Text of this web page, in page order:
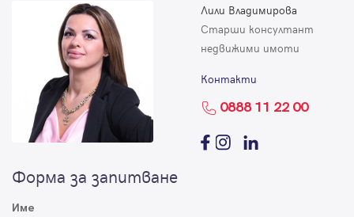
Лили Владимирова
Старши консултант
недвижими имоти
Контакти
0888 11 22 00
Форма за запитване
Име